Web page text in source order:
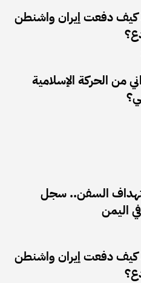
كيف دفعت إيران واشنطن
من الحركة الإسلامية
السفن.. سجل
اليمن
كيف دفعت إيران واشنطن